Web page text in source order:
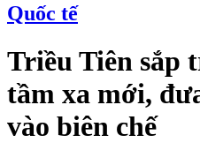
Quốc tế
Triều Tiên sắp
tầm xa mới,
vào biên chế